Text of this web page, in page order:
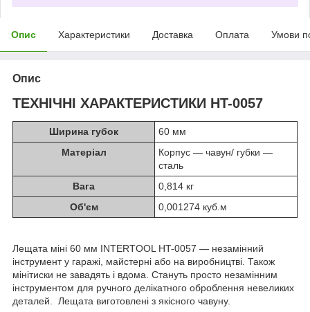
Опис Характеристики Доставка Оплата Умови
Опис
ТЕХНІЧНІ ХАРАКТЕРИСТИКИ HT-0057
Ширина губок
60 мм
Матеріал
Корпус — чавун/ губки —
сталь
Вага
0,814 кг
Об'єм
0,001274 куб.м
Лещата міні 60 мм INTERTOOL HT-0057 — незамінний
інструмент у гаражі, майстерні або на виробництві. Також
мінітиски не завадять і вдома. Стануть просто незамінним
інструментом для ручного делікатного оброблення невеликих
деталей. Лещата виготовлені з якісного чавуну.